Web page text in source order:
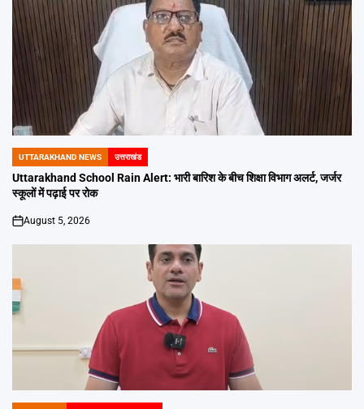
POSTED
IN
UTTARAKHAND NEWS उत्तराखंड
Uttarakhand School Rain Alert: भारी बारिश के बीच शिक्षा विभाग अलर्ट, जर्जर
स्कूलों में पढ़ाई पर रोक
on
August 5, 2026